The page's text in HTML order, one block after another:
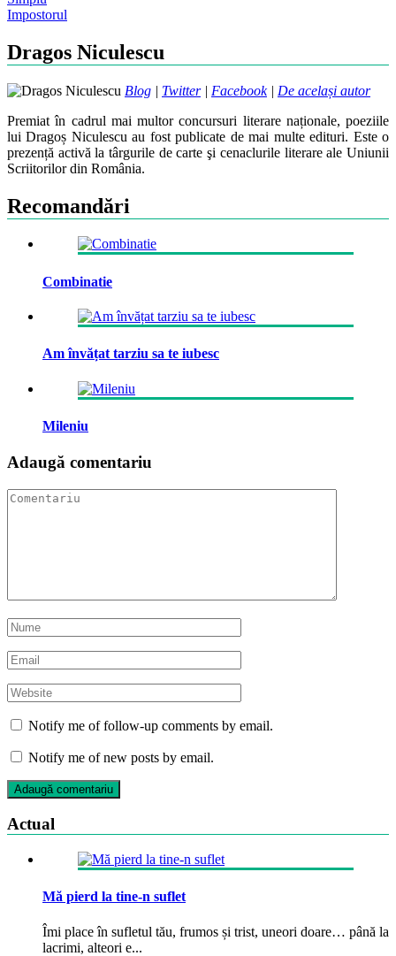
navigation
Impostorul
Dragos Niculescu
Blog | Twitter| Facebook| De același autor
Premiat în cadrul mai multor concursuri literare naționale, poeziile
lui Dragoș Niculescu au fost publicate de mai multe edituri. Este o
prezență activă la târgurile de carte şi cenaclurile literare ale Uniunii
Scriitorilor din România.
Recomandări
Combinatie
Am învățat tarziu sa te iubesc
Mileniu
Adaugă comentariu
Notify me of follow-up comments by email.
Notify me of new posts by email.
Actual
Mă pierd la tine-n suflet
Îmi place în sufletul tău, frumos și trist, uneori doare… până la
lacrimi, alteori e...